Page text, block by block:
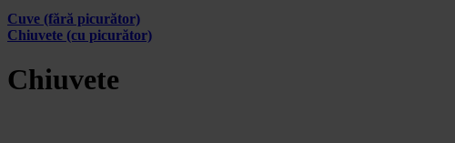
Cuve (fără picurător)
Chiuvete (cu picurător)
Chiuvete